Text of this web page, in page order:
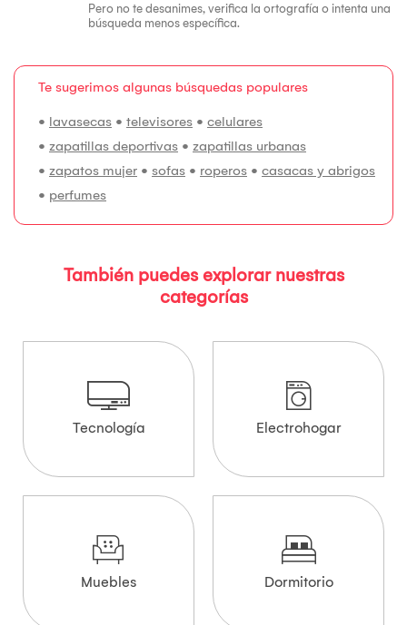
Pero no te desanimes, verifica la ortografía o intenta una
búsqueda menos específica.
Te sugerimos algunas búsquedas populares
• lavasecas • televisores • celulares
• zapatillas deportivas • zapatillas urbanas
• zapatos mujer • sofas • roperos • casacas y abrigos
• perfumes
También puedes explorar nuestras
categorías
Tecnología Electrohogar
Muebles Dormitorio